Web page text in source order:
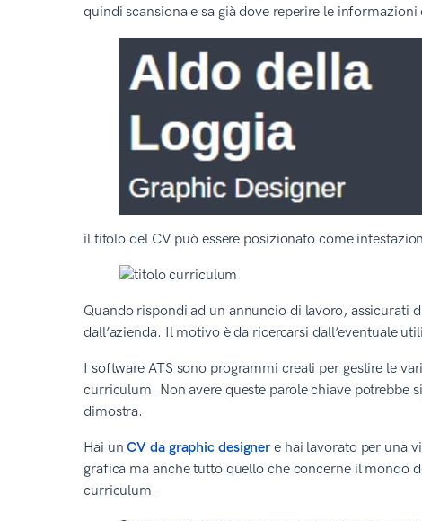
quindi scansiona e sa già dove reperire le informazioni
il titolo del CV può essere posizionato come
Quando rispondi ad un annuncio di lavoro, assicurati
dall’azienda. Il motivo è da ricercarsi dall’eventuale
I software ATS sono programmi creati per gestire le
curriculum. Non avere queste parole chiave potrebbe
dimostra.
Hai unCV da graphic designere hai lavorato per una
grafica ma anche tutto quello che concerne il mondo
curriculum.